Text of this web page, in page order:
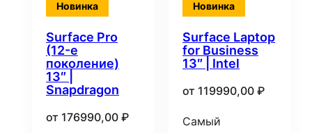
Новинка
Surface Pro
(12-е
поколение)
13″ |
Snapdragon
от 176990,00 ₽
Новинка
Surface Laptop
for Business
13″ | Intel
от 119990,00 ₽
Самый